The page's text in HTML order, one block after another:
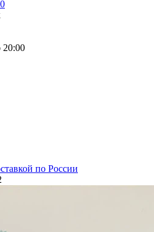
20:00
по России